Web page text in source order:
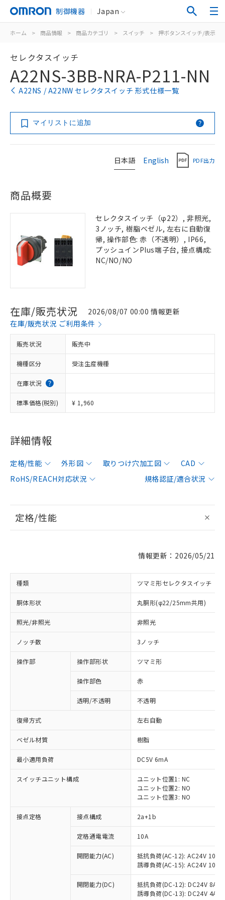
制御機器 Japan
ホーム > 商品情報 > 商品カテゴリ > スイッチ > 押ボタンスイッチ/表示灯
セレクタスイッチ
A22NS-3BB-NRA-P211-NN
A22NS / A22NW セレクタスイッチ 形式仕様一覧
マイリストに追加
日本語 English PDF出力
商品概要
セレクタスイッチ（φ22）, 非照光,
3ノッチ, 樹脂ベゼル, 左右に自動復
帰, 操作部色: 赤（不透明）, IP66,
プッシュインPlus端子台, 接点構成:
NC/NO/NO
在庫/販売状況
2026/08/07 00:00 情報更新
在庫/販売状況 ご利用条件
販売状況 販売中
機種区分 受注生産機種
在庫状況
標準価格(税別) ¥ 1,960
詳細情報
定格/性能 外形図 取りつけ穴加工図
CAD
RoHS/REACH対応状況
規格認証/適合状況
定格/性能
情報更新：2026/05/21
種類 ツマミ形セレクタスイッチ
胴体形状 丸胴形(φ22/25mm共用)
照光/非照光 非照光
ノッチ数 3ノッチ
操作部 操作部形状 ツマミ形
操作部色 赤
透明/不透明 不透明
復帰方式 左右自動
ベゼル材質 樹脂
最小適用負荷 DC5V 6mA
スイッチユニット構成
ユニット位置1: NC
ユニット位置2: NO
ユニット位置3: NO
接点定格 接点構成 2a+1b
定格通電電流 10A
開閉能力(AC)
抵抗負荷(AC-12): AC24V 10A/
誘導負荷(AC-15): AC24V
開閉能力(DC)
抵抗負荷(DC-12): DC24V 8A/
誘導負荷(DC-13): DC24V 4A/
ご利用条件
対応済み：EU RoHS指令（10物質）の
非含有に対応した製品が提供可能な商品で
有に対応した製品に切り替える予定のある